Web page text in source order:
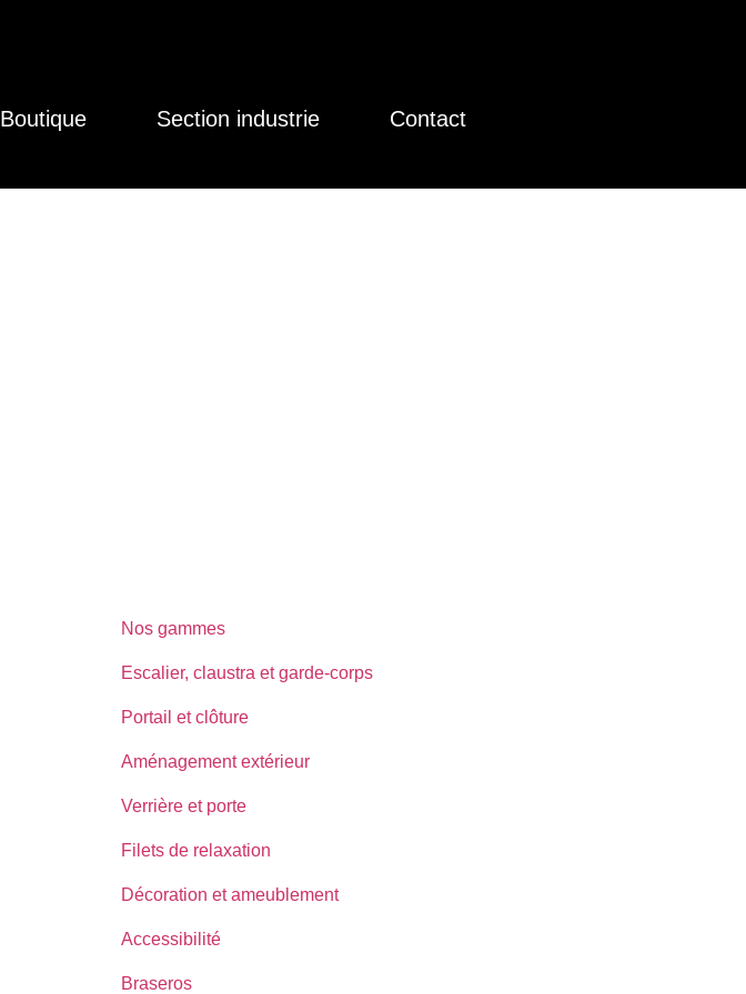
Boutique Section industrie Contact
Nos gammes
Escalier, claustra et garde-corps
Portail et clôture
Aménagement extérieur
Verrière et porte
Filets de relaxation
Décoration et ameublement
Accessibilité
Braseros